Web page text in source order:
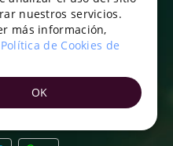
datos
el ámbito de las TI: prestación
de ofertas (anuncios) de
Acceder a la
programas rusos para
HUNGARIAN
ITALIAN
nuestros servicios.
más información,
Política de Cookies de
OK